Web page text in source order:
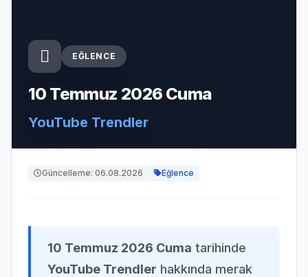
EĞLENCE
10 Temmuz 2026 Cuma
YouTube Trendler
Güncelleme: 06.08.2026 Eğlence
10 Temmuz 2026 Cuma tarihinde
YouTube Trendler hakkında merak